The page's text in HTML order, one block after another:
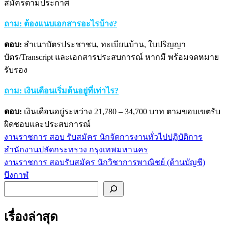
สมัครตามประกาศ
ถาม: ต้องแนบเอกสารอะไรบ้าง?
ตอบ: สำเนาบัตรประชาชน, ทะเบียนบ้าน, ใบปริญญา
บัตร/Transcript และเอกสารประสบการณ์ หากมี พร้อมจดหมาย
รับรอง
ถาม: เงินเดือนเริ่มต้นอยู่ที่เท่าไร?
ตอบ: เงินเดือนอยู่ระหว่าง 21,780 – 34,700 บาท ตามขอบเขตรับ
ผิดชอบและประสบการณ์
แนะแนว
เรื่อง
งานราชการ สอบ รับสมัคร นักจัดการงานทั่วไปปฏิบัติการ
สำนักงานปลัดกระทรวง กรุงเทพมหานคร
งานราชการ สอบรับสมัคร นักวิชาการพาณิชย์ (ด้านบัญชี)
บึงกาฬ
เรื่องล่าสุด